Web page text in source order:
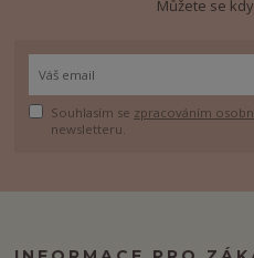
Můžete se
Souhlasím se zpracováním
newsletteru.